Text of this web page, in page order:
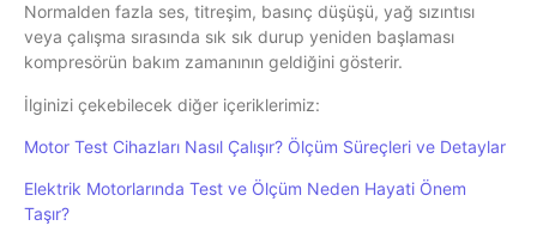
Normalden fazla ses, titreşim, basınç düşüşü, yağ sızıntısı
veya çalışma sırasında sık sık durup yeniden başlaması
kompresörün bakım zamanının geldiğini gösterir.
İlginizi çekebilecek diğer içeriklerimiz:
Motor Test Cihazları Nasıl Çalışır? Ölçüm Süreçleri ve Detaylar
Elektrik Motorlarında Test ve Ölçüm Neden Hayati Önem
Taşır?